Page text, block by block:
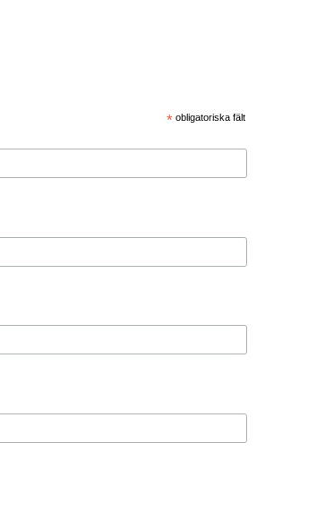
* obligatoriska fält